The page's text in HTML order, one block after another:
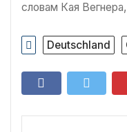
словам Кая
Deutschland